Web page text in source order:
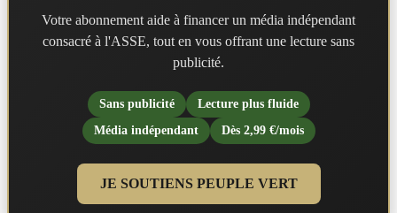
Votre abonnement aide à financer un média indépendant
consacré à l'ASSE, tout en vous offrant une lecture sans
publicité.
Sans publicité
Lecture plus fluide
Média indépendant
Dès 2,99 €/mois
JE SOUTIENS PEUPLE VERT